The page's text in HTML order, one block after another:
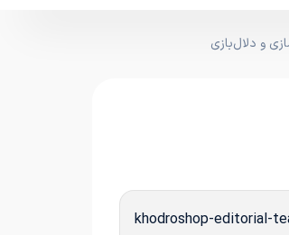
و دلال‌بازی
khodroshop-editorial-